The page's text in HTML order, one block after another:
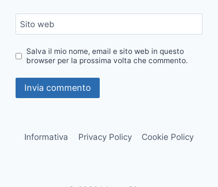
Sito web
Salva il mio nome, email e sito web in questo
browser per la prossima volta che commento.
Informativa Privacy Policy Cookie Policy